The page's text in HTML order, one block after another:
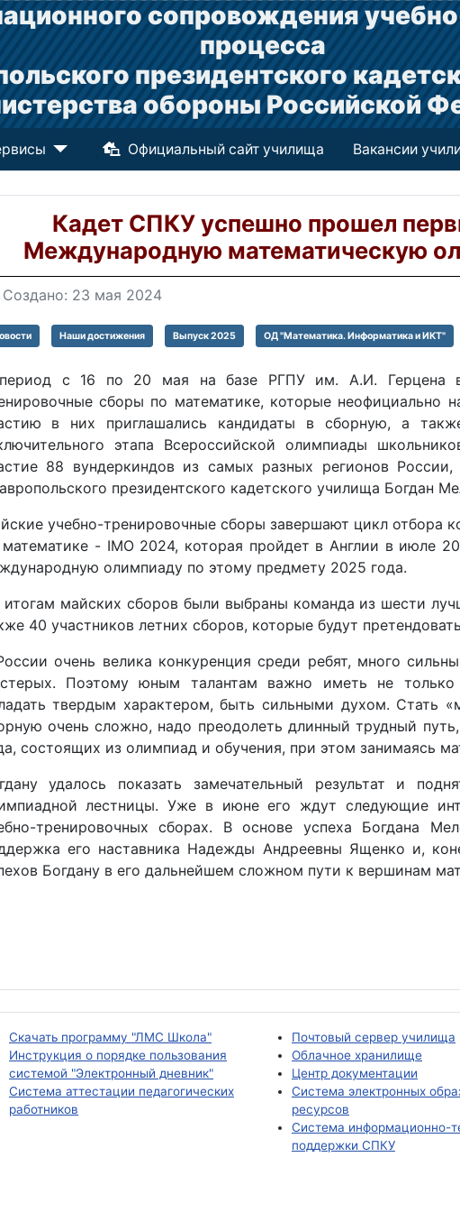
сопровождения
процесса
президентского
обороны Российской
Официальный сайт училища Вакансии
Кадет СПКУ успешно прошел
Международную математическую
Создано: 23 мая 2024
Наши достижения Выпуск 2025 ОД "Математика. Информатика и ИКТ"
с 16 по 20 мая на базе РГПУ им. А.И. Герцена в
сборы по математике, которые неофициально
в них приглашались кандидаты в сборную, а
этапа Всероссийской олимпиады
88 вундеркиндов из самых разных регионов
президентского кадетского училища Богдан
учебно-тренировочные сборы завершают цикл отбора
- IMO 2024, которая пройдет в Англии в июле
олимпиаду по этому предмету 2025 года.
итогам майских сборов были выбраны команда из шести
40 участников летних сборов, которые будут
очень велика конкуренция среди ребят, много
Поэтому юным талантам важно иметь не
твердым характером, быть сильными духом. Стать
очень сложно, надо преодолеть длинный трудный
состоящих из олимпиад и обучения, при этом занимаясь
удалось показать замечательный результат и
лестницы. Уже в июне его ждут следующие
тренировочных сборах. В основе успеха Богдана
его наставника Надежды Андреевны Ященко и,
Богдану в его дальнейшем сложном пути к вершинам
Скачать программу "ЛМС Школа"
Инструкция о порядке пользования
системой "Электронный дневник"
Система аттестации педагогических
работников
Почтовый сервер училища
Облачное хранилище
Центр документации
Система электронных
ресурсов
Система информационно-
поддержки СПКУ